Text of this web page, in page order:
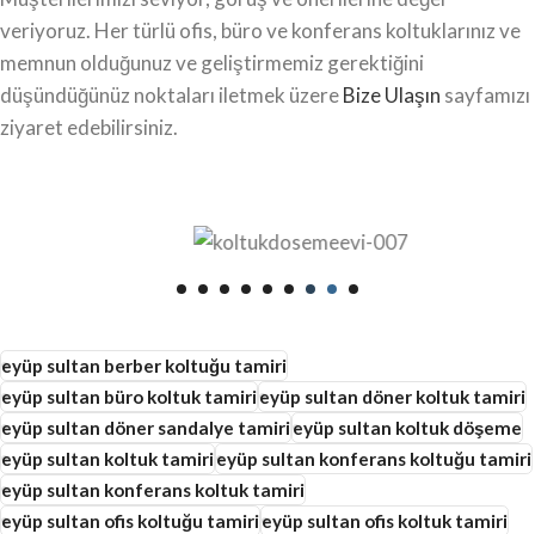
veriyoruz. Her türlü ofis, büro ve konferans koltuklarınız ve
memnun olduğunuz ve geliştirmemiz gerektiğini
düşündüğünüz noktaları iletmek üzereBize Ulaşın sayfamızı
ziyaret edebilirsiniz.
eyüp sultan berber koltuğu tamiri
eyüp sultan büro koltuk tamirieyüp sultan döner koltuk tamiri
eyüp sultan döner sandalye tamirieyüp sultan koltuk döşeme
eyüp sultan koltuk tamirieyüp sultan konferans koltuğu tamiri
eyüp sultan konferans koltuk tamiri
eyüp sultan ofis koltuğu tamirieyüp sultan ofis koltuk tamiri